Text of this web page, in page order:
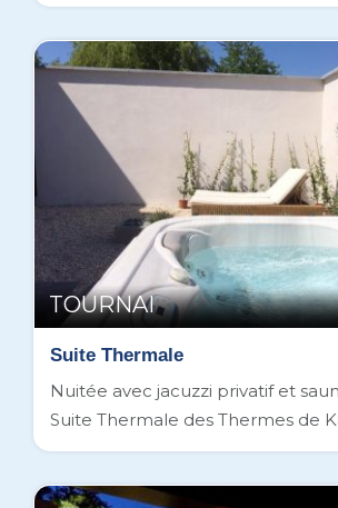
TOURNAI
Suite Thermale
Nuitée avec jacuzzi privatif et
Suite Thermale des Thermes de